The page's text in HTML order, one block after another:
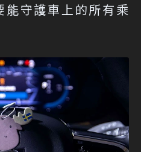
能守護車上的所有乘